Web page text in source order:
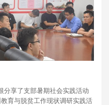
享了支部暑期社会实践活动
育与脱贫工作现状调研实践活